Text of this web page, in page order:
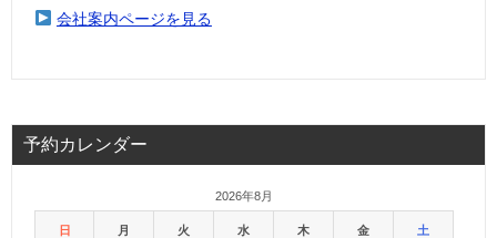
会社案内ページを見る
予約カレンダー
2026年8月
日 月 火 水 木 金 土